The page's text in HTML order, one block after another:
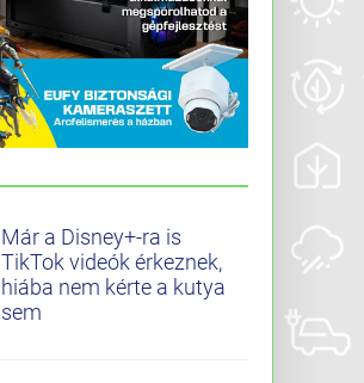
Már a Disney+-ra is
TikTok videók érkeznek,
hiába nem kérte a kutya
sem